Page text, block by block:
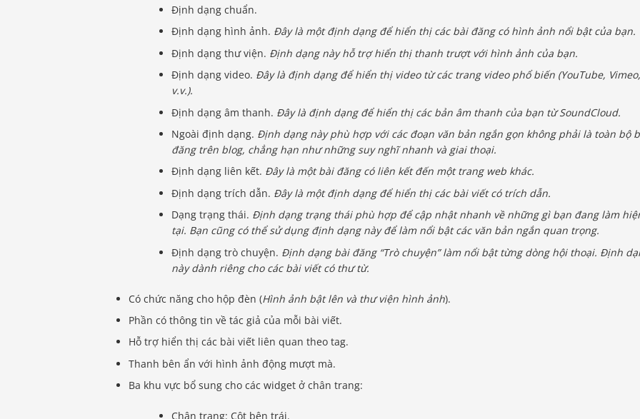
Định dạng chuẩn.
Định dạng hình ảnh. Đây là một định dạng để hiển thị các bài đăng có hình ảnh nổi bật của bạn.
Định dạng thư viện. Định dạng này hỗ trợ hiển thị thanh trượt với hình ảnh của bạn.
Định dạng video. Đây là định dạng để hiển thị video từ các trang video phổ biến (YouTube,
v.v.).
Định dạng âm thanh. Đây là định dạng để hiển thị các bản âm thanh của bạn từ SoundCloud.
Ngoài định dạng. Định dạng này phù hợp với các đoạn văn bản ngắn gọn không phải là toàn bộ
đăng trên blog, chẳng hạn như những suy nghĩ nhanh và giai thoại.
Định dạng liên kết. Đây là một bài đăng có liên kết đến một trang web khác.
Định dạng trích dẫn. Đây là một định dạng để hiển thị các bài viết có trích dẫn.
Dạng trạng thái. Định dạng trạng thái phù hợp để cập nhật nhanh về những gì bạn đang làm
tại. Bạn cũng có thể sử dụng định dạng này để làm nổi bật các văn bản ngắn quan trọng.
Định dạng trò chuyện. Định dạng bài đăng “Trò chuyện” làm nổi bật từng dòng hội thoại. Định
này dành riêng cho các bài viết có thư từ.
Có chức năng cho hộp đèn (Hình ảnh bật lên và thư viện hình ảnh).
Phần có thông tin về tác giả của mỗi bài viết.
Hỗ trợ hiển thị các bài viết liên quan theo tag.
Thanh bên ẩn với hình ảnh động mượt mà.
Ba khu vực bổ sung cho các widget ở chân trang:
Chân trang: Cột bên trái.